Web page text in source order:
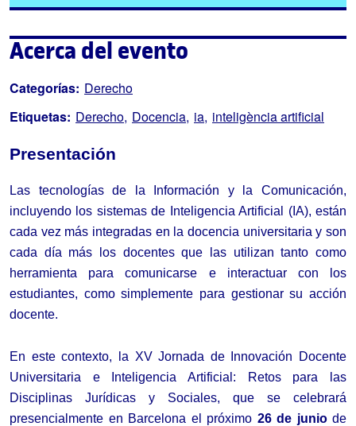
Acerca del evento
Categorías: Derecho
Etiquetas: Derecho Docencia ia inteligència artificial
Presentación
Las tecnologías de la Información y la Comunicación,
incluyendo los sistemas de Inteligencia Artificial (IA), están
cada vez más integradas en la docencia universitaria y son
cada día más los docentes que las utilizan tanto como
herramienta para comunicarse e interactuar con los
estudiantes, como simplemente para gestionar su acción
docente.
En este contexto, la XV Jornada de Innovación Docente
Universitaria e Inteligencia Artificial: Retos para las
Disciplinas Jurídicas y Sociales, que se celebrará
presencialmente en Barcelona el próximo 26 de junio de